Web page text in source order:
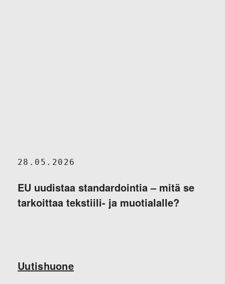
28.05.2026
EU uudistaa standardointia – mitä se
tarkoittaa tekstiili- ja muotialalle?
Uutishuone